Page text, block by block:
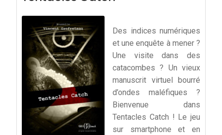
Des indices numériques
et une enquête à mener ?
Une visite dans des
catacombes ? Un vieux
manuscrit virtuel bourré
d’ondes maléfiques ?
Bienvenue dans
Tentacles Catch ! Le jeu
sur smartphone et en